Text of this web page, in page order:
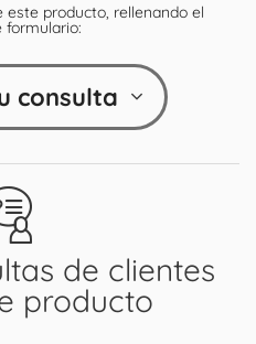
de clientes
producto
este producto, rellenando el
formulario:
consulta